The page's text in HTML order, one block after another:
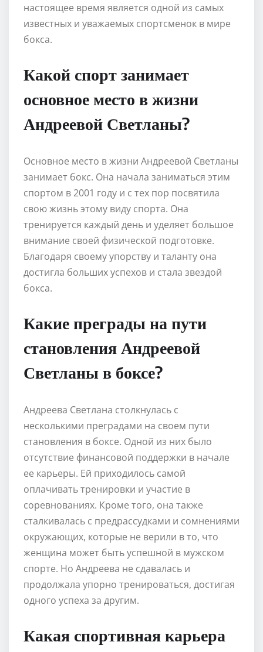
настоящее время является одной из самых
известных и уважаемых спортсменок в мире
бокса.
Какой спорт занимает
основное место в жизни
Андреевой Светланы?
Основное место в жизни Андреевой Светланы
занимает бокс. Она начала заниматься этим
спортом в 2001 году и с тех пор посвятила
свою жизнь этому виду спорта. Она
тренируется каждый день и уделяет большое
внимание своей физической подготовке.
Благодаря своему упорству и таланту она
достигла больших успехов и стала звездой
бокса.
Какие преграды на пути
становления Андреевой
Светланы в боксе?
Андреева Светлана столкнулась с
несколькими преградами на своем пути
становления в боксе. Одной из них было
отсутствие финансовой поддержки в начале
ее карьеры. Ей приходилось самой
оплачивать тренировки и участие в
соревнованиях. Кроме того, она также
сталкивалась с предрассудками и сомнениями
окружающих, которые не верили в то, что
женщина может быть успешной в мужском
спорте. Но Андреева не сдавалась и
продолжала упорно тренироваться, достигая
одного успеха за другим.
Какая спортивная карьера